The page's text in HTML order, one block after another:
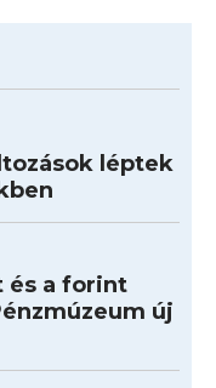
léptek
és a forint
új